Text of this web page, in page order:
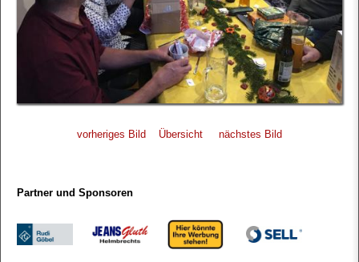
vorheriges Bild Übersicht nächstes Bild
Partner und Sponsoren